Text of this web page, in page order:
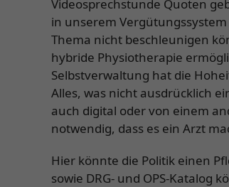
Videosprechstunde Quoten
in unserem
Thema nicht beschleunigen
hybride Physiotherapie
Selbstverwaltung hat die
Alles, was nicht ausdrücklich
auch digital oder von einem
notwendig, dass es ein Arzt
Hier könnte die Politik einen
sowie DRG- und OPS-Katalog